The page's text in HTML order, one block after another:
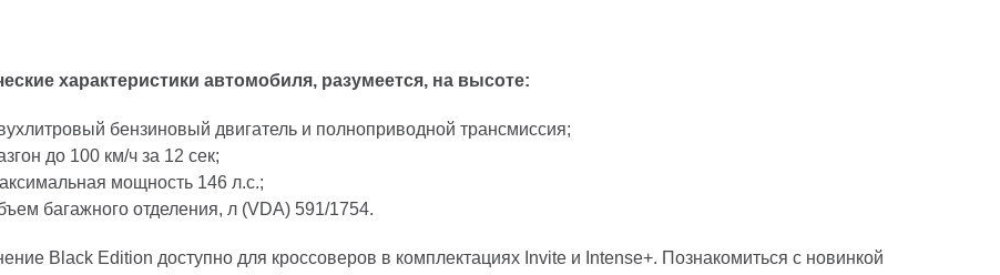
характеристики автомобиля, разумеется, на высоте:
бензиновый двигатель и полноприводной трансмиссия;
до 100 км/ч за 12 сек;
мощность 146 л.с.;
багажного отделения, л (VDA) 591/1754.
Black Edition доступно для кроссоверов в комплектациях Invite и Intense+. Познакомиться с новинкой